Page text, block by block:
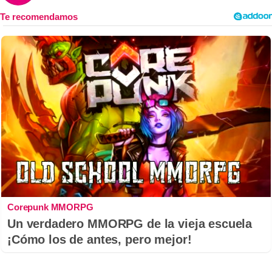
Corepunk MMORPG
Un verdadero MMORPG de la vieja escuela
¡Cómo los de antes, pero mejor!